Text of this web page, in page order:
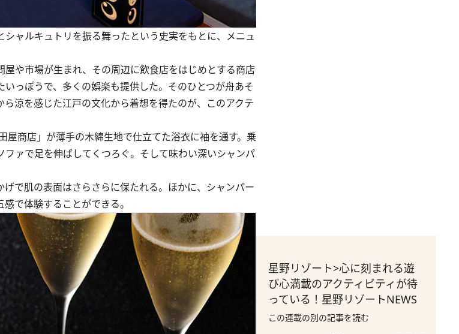
ャルキュトリを振る舞ったという史実をもとに、メニュ
や市場が生まれ、その周辺に飲食店をはじめとする商店
っぽうで、多くの娯楽も提供した。そのひとつが舟あそ
涼を感じた江戸の文化から着想を得たのが、このアクテ
商店」が薄手の木綿生地で仕立てた浴衣に袖を通す。乗
ァで足を伸ばしてくつろぐ。そして味わい深いシャンパ
で肌の表面はさらさらに保たれる。ほかに、シャンパー
で体験することができる。
星野リゾート>心に刻まれる遊
び心満載のアクティビティが待
っている！星野リゾートNEWS
この連載の別の記事を読む